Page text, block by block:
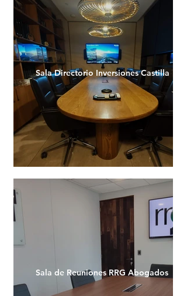
Sala Directorio Inversiones Castilla
Sala de Reuniones RRG Abogados